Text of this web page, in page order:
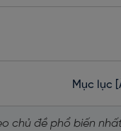
Mục lục
chủ đề phổ biến